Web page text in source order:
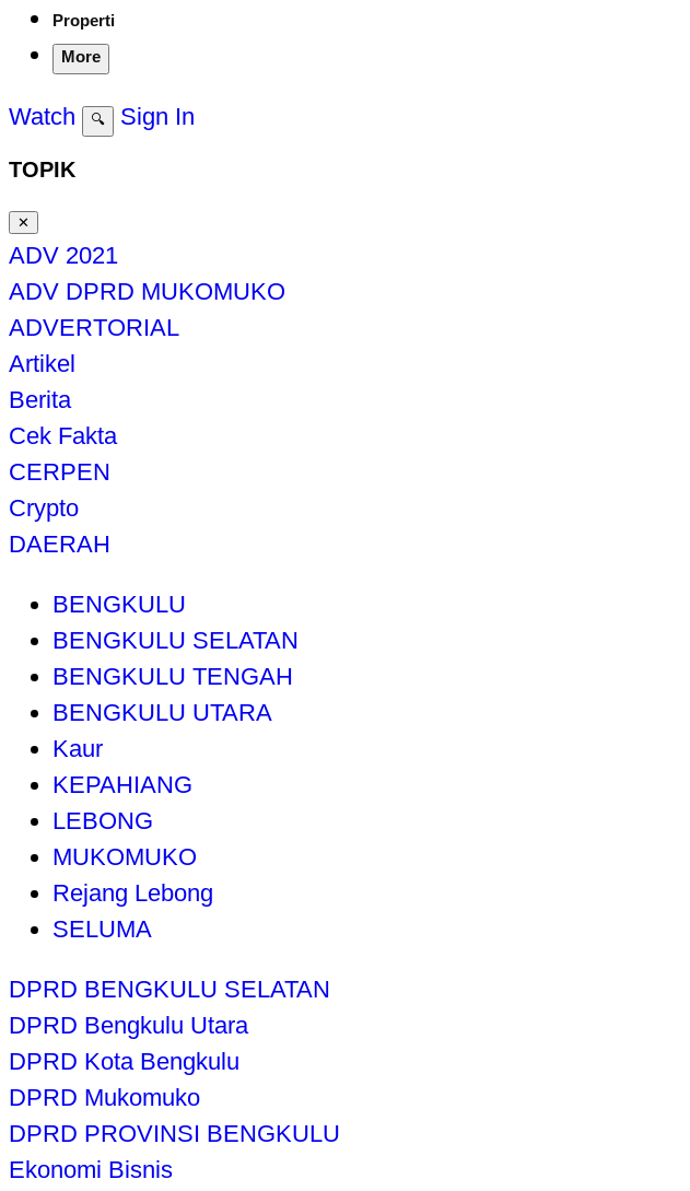
Properti
More
Watch 🔍 Sign In
TOPIK
✕
ADV 2021
ADV DPRD MUKOMUKO
ADVERTORIAL
Artikel
Berita
Cek Fakta
CERPEN
Crypto
DAERAH
BENGKULU
BENGKULU SELATAN
BENGKULU TENGAH
BENGKULU UTARA
Kaur
KEPAHIANG
LEBONG
MUKOMUKO
Rejang Lebong
SELUMA
DPRD BENGKULU SELATAN
DPRD Bengkulu Utara
DPRD Kota Bengkulu
DPRD Mukomuko
DPRD PROVINSI BENGKULU
Ekonomi Bisnis